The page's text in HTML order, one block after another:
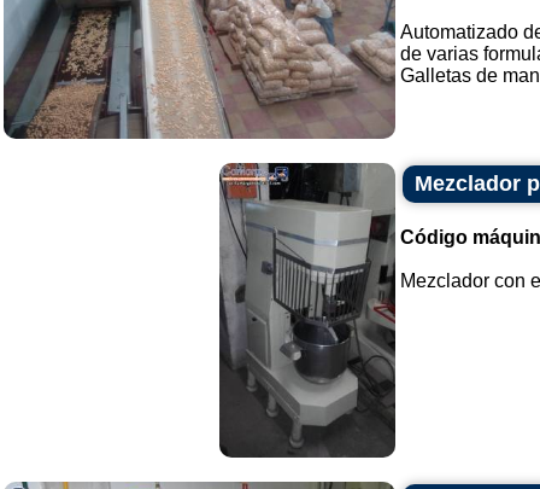
Automatizado
de varias
Galletas de
Mezclador
Código
Mezclador con